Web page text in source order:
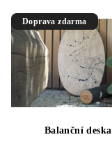
Doprava zdarma
Balanční deska